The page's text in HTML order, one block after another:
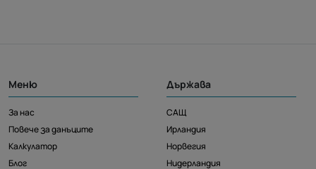
Меню
За нас
Повече за данъците
Калкулатор
Блог
Държава
САЩ
Ирландия
Норвегия
Нидерландия